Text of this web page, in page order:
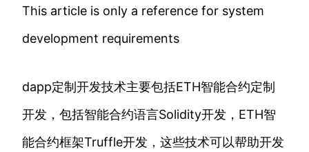
This article is only a reference for system
development requirements
dapp定制开发技术主要包括ETH智能合约定制
开发，包括智能合约语言Solidity开发，ETH智
能合约框架Truffle开发，这些技术可以帮助开发